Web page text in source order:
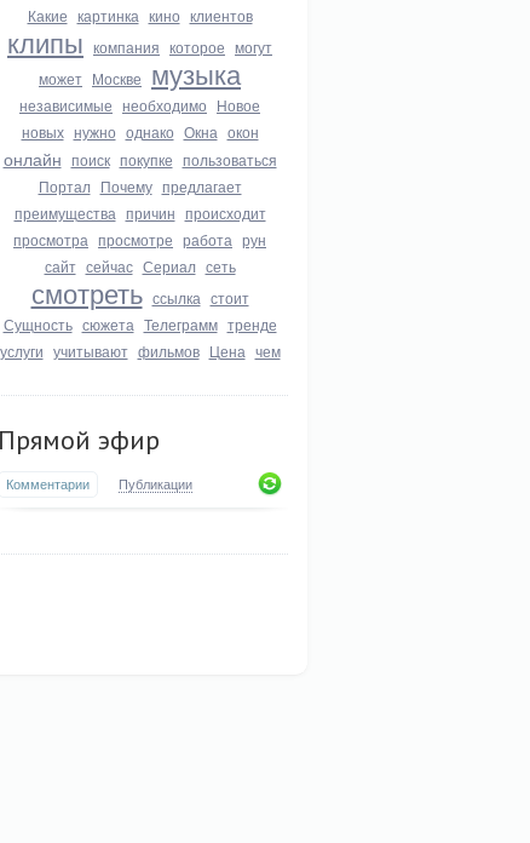
Какие картинка кино клиентов
клипы компания которое могут
может Москве музыка
независимые необходимо Новое
новых нужно однако Окна окон
онлайн поиск покупке пользоваться
Портал Почему предлагает
преимущества причин происходит
просмотра просмотре работа рун
сайт сейчас Сериал сеть
смотреть ссылка стоит
Сущность сюжета Телеграмм тренде
услуги учитывают фильмов Цена чем
Прямой эфир
Комментарии Публикации